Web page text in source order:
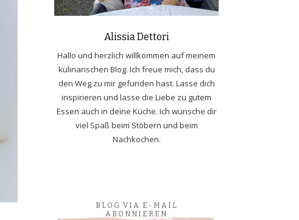
Alissia Dettori
Hallo und herzlich willkommen auf meinem
kulinarischen Blog. Ich freue mich, dass du
den Weg zu mir gefunden hast. Lasse dich
inspirieren und lasse die Liebe zu gutem
Essen auch in deine Küche. Ich wünsche dir
viel Spaß beim Stöbern und beim
Nachkochen.
BLOG VIA E-MAIL
ABONNIEREN